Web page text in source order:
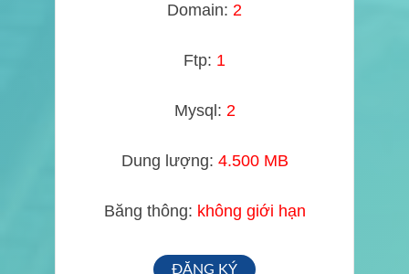
Domain: 2
Ftp: 1
Mysql: 2
Dung lượng: 4.500 MB
Băng thông: không giới hạn
ĐĂNG KÝ